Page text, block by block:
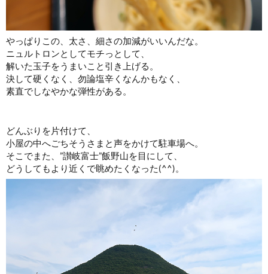
やっぱりこの、太さ、細さの加減がいいんだな。
ニュルトロンとしてモチっとして、
解いた玉子をうまいこと引き上げる。
決して硬くなく、勿論塩辛くなんかもなく、
素直でしなやかな弾性がある。
どんぶりを片付けて、
小屋の中へごちそうさまと声をかけて駐車場へ。
そこでまた、”讃岐富士”飯野山を目にして、
どうしてもより近くで眺めたくなった(^^)。